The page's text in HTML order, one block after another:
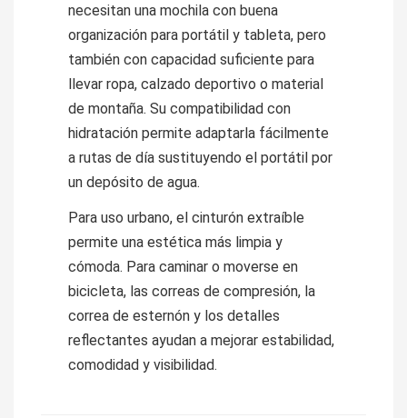
necesitan una mochila con buena
organización para portátil y tableta, pero
también con capacidad suficiente para
llevar ropa, calzado deportivo o material
de montaña. Su compatibilidad con
hidratación permite adaptarla fácilmente
a rutas de día sustituyendo el portátil por
un depósito de agua.
Para uso urbano, el cinturón extraíble
permite una estética más limpia y
cómoda. Para caminar o moverse en
bicicleta, las correas de compresión, la
correa de esternón y los detalles
reflectantes ayudan a mejorar estabilidad,
comodidad y visibilidad.